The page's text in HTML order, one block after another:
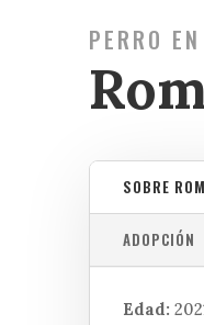
PERRO
SOBRE
ADOPCIÓN
Edad: